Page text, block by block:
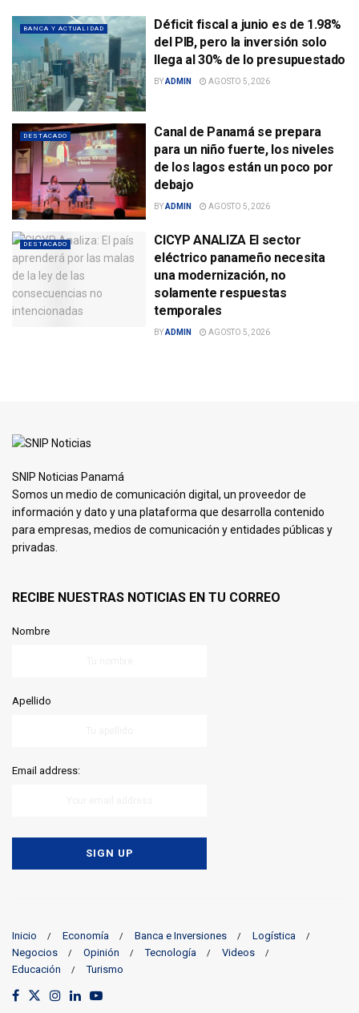
BANCA Y ACTUALIDAD
Déficit fiscal a junio es de 1.98%
del PIB, pero la inversión solo
llega al 30% de lo presupuestado
BYADMIN AGOSTO 5, 2026
DESTACADO
Canal de Panamá se prepara
para un niño fuerte, los niveles
de los lagos están un poco por
debajo
BYADMIN AGOSTO 5, 2026
DESTACADO
CICYP ANALIZA El sector
eléctrico panameño necesita
una modernización, no
solamente respuestas
temporales
BYADMIN AGOSTO 5, 2026
SNIP Noticias Panamá
Somos un medio de comunicación digital, un proveedor de
información y dato y una plataforma que desarrolla contenido
para empresas, medios de comunicación y entidades públicas y
privadas.
RECIBE NUESTRAS NOTICIAS EN TU CORREO
Nombre
Apellido
Email address:
Inicio Economía Banca e Inversiones
Logística
Negocios
Opinión Tecnología
Videos
Educación
Turismo